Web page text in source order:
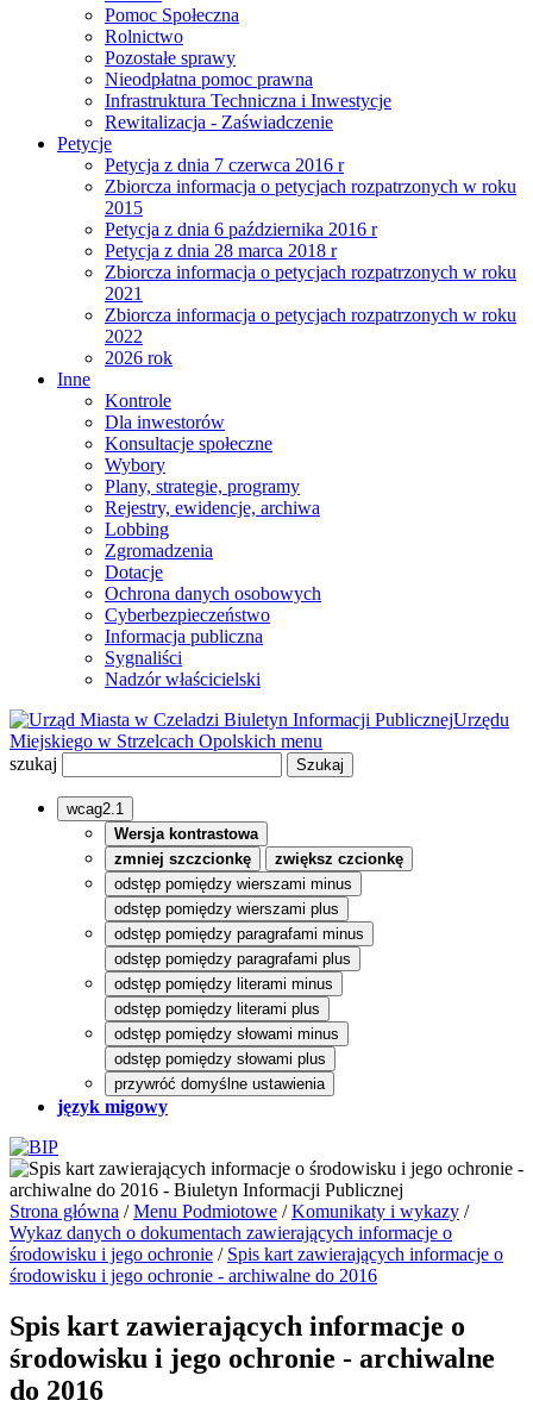
Pomoc Społeczna
Rolnictwo
Pozostałe sprawy
Nieodpłatna pomoc prawna
Infrastruktura Techniczna i Inwestycje
Rewitalizacja - Zaświadczenie
Petycje
Petycja z dnia 7 czerwca 2016 r
Zbiorcza informacja o petycjach rozpatrzonych w roku
2015
Petycja z dnia 6 października 2016 r
Petycja z dnia 28 marca 2018 r
Zbiorcza informacja o petycjach rozpatrzonych w roku
2021
Zbiorcza informacja o petycjach rozpatrzonych w roku
2022
2026 rok
Inne
Kontrole
Dla inwestorów
Konsultacje społeczne
Wybory
Plany, strategie, programy
Rejestry, ewidencje, archiwa
Lobbing
Zgromadzenia
Dotacje
Ochrona danych osobowych
Cyberbezpieczeństwo
Informacja publiczna
Sygnaliści
Nadzór właścicielski
Biuletyn Informacji PublicznejUrzędu
Miejskiego w Strzelcach Opolskich menu
szukaj
wcag2.1
Wersja kontrastowa
zmniej szczcionkę
zwiększ czcionkę
odstęp pomiędzy wierszami minus
odstęp pomiędzy wierszami plus
odstęp pomiędzy paragrafami minus
odstęp pomiędzy paragrafami plus
odstęp pomiędzy literami minus
odstęp pomiędzy literami plus
odstęp pomiędzy słowami minus
odstęp pomiędzy słowami plus
przywróć domyślne ustawienia
język migowy
Strona główna /Menu Podmiotowe /Komunikaty i wykazy /
Wykaz danych o dokumentach zawierających informacje o
środowisku i jego ochronie / Spis kart zawierających informacje o
środowisku i jego ochronie - archiwalne do 2016
Spis kart zawierających informacje o
środowisku i jego ochronie - archiwalne
do 2016